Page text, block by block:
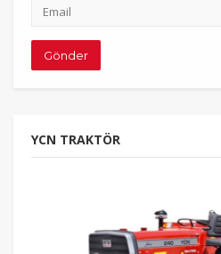
adresiniz
Gönder
YCN TRAKTÖR